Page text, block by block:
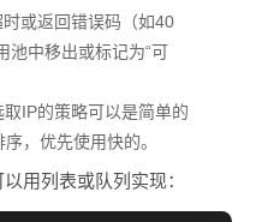
或返回错误码（如40
池中移出或标记为“可
取IP的策略可以是简单的
，优先使用快的。
用列表或队列实现：